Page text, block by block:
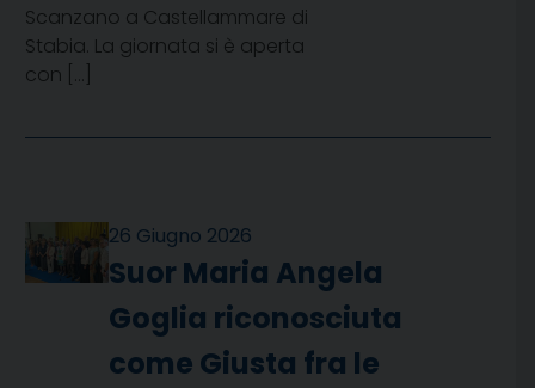
Scanzano a Castellammare di
Stabia. La giornata si è aperta
con […]
26 Giugno 2026
Suor Maria Angela
Goglia riconosciuta
come Giusta fra le